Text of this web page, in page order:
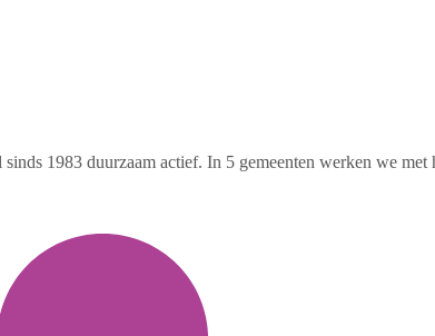
1983 duurzaam actief. In 5 gemeenten werken we